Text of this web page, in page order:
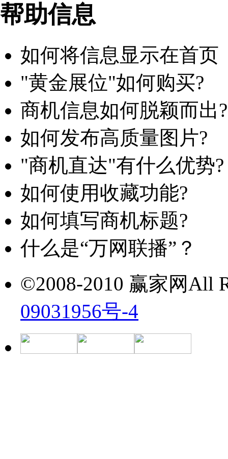
帮助信息
如何将信息显示在首页
"黄金展位"如何购买?
商机信息如何脱颖而出?
如何发布高质量图片?
"商机直达"有什么优势?
如何使用收藏功能?
如何填写商机标题?
什么是“万网联播”？
©2008-2010 赢家网All
09031956号-4